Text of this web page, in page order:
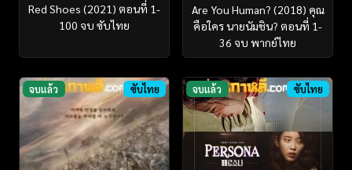
Red Shoes (2021) ตอนที่ 1-
100 จบ ซับไทย
Are You Human? (2018) คุณ
คือใคร นายนัมชิน? ตอนที่ 1-
36 จบ พากย์ไทย
จบแล้ว ซับไทย จบแล้ว ซับไทย